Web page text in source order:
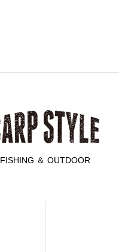
FISHING ＆ OUTDOOR